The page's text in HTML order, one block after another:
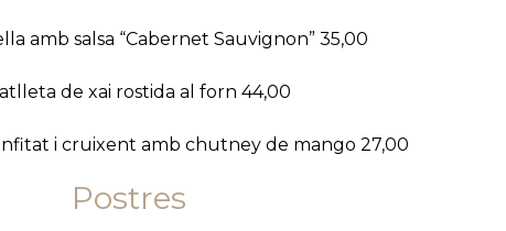
amb salsa “Cabernet Sauvignon” 35,00
de xai rostida al forn 44,00
i cruixent amb chutney de mango 27,00
Postres